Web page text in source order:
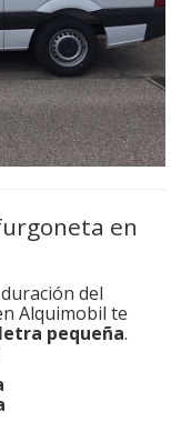
en
del
Alquimobil te
pequeña.